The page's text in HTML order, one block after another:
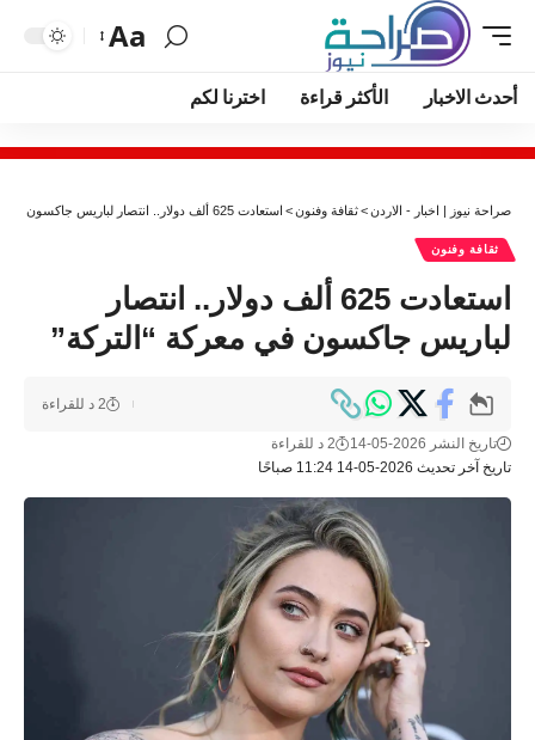
Aa
أحدث الاخبار الأكثر قراءة اخترنا لكم
صراحة نيوز | اخبار - الاردن>ثقافة وفنون> استعادت 625 ألف دولار.. انتصار لباريس جاكسون في معركة “التركة”
ثقافة وفنون
استعادت 625 ألف دولار.. انتصار
لباريس جاكسون في معركة “التركة”
تاريخ آخر تحديث 2026-05-14 11:24 صباحًا
تاريخ النشر 2026-05-14 2 د للقراءة
2 د للقراءة